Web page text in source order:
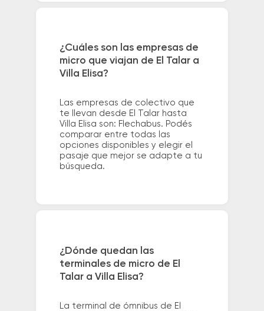
¿Cuáles son las empresas de
micro que viajan de El Talar a
Villa Elisa?
Las empresas de colectivo que
te llevan desde El Talar hasta
Villa Elisa son: Flechabus. Podés
comparar entre todas las
opciones disponibles y elegir el
pasaje que mejor se adapte a tu
búsqueda.
¿Dónde quedan las
terminales de micro de El
Talar a Villa Elisa?
La terminal de ómnibus de El